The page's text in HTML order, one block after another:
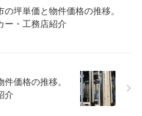
の坪単価と物件価格の推移。
ー・工務店紹介
価格の推移。
介